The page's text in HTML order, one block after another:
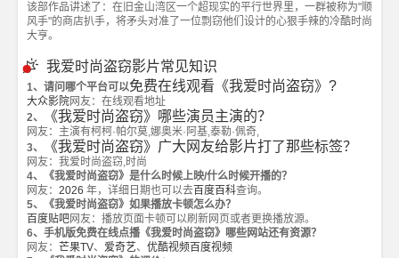
该部作品讲述了：在旧金山湾区一个超现实的平行世界里，一群被称为"顺
风手"的商店扒手，将矛头对准了一位剽窃他们设计的心狠手辣的冷酷时尚
大亨。
我爱时尚盗窃影片常见知识
1、请问哪个平台可以免费在线观看《我爱时尚盗窃》?
大众影院网友：在线观看地址
2、
《我爱时尚盗窃》哪些演员主演的？
网友：主演有柯柯·帕尔莫,娜奥米·阿基,泰勒·佩奇,
3、
《我爱时尚盗窃》广大网友给影片打了那些标签？
网友：我爱时尚盗窃,时尚
4、《我爱时尚盗窃》是什么时候上映/什么时候开播的？
网友： 2026 年，详细日期也可以去百度百科查询。
5、《我爱时尚盗窃》如果播放卡顿怎么办？
百度贴吧网友：播放页面卡顿可以刷新网页或者更换播放源。
6、手机版免费在线点播《我爱时尚盗窃》哪些网站还有资源？
网友： 芒果TV、 爱奇艺、 优酷视频 百度视频